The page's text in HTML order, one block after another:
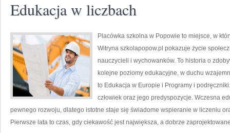
Edukacja w liczbach
Placówka szkolna w Popowie to miejsce, w
Witryna szkolapopow.pl pokazuje życie
nauczycieli i wychowanków. To historia o
kolejne poziomy edukacyjne, w duchu
to Edukacja w Europie i Programy i
człowiek oraz jego predyspozycje. Wczesna
pewnego rozwoju, dlatego istotne staje się świadome wspieranie w liczeniu
Pierwsze lata to czas, gdy ciekawość jest największa, a dobrze